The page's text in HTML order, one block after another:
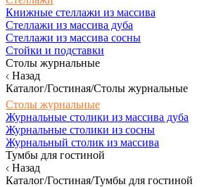
Книжные стеллажи из массива
Стеллажи из массива дуба
Стеллажи из массива сосны
Стойки и подставки
Столы журнальные
Назад
Каталог/Гостиная/Столы журнальные
Столы журнальные
Журнальные столики из массива дуба
Журнальные столики из сосны
Журнальный столик из массива
Тумбы для гостиной
Назад
Каталог/Гостиная/Тумбы для гостиной